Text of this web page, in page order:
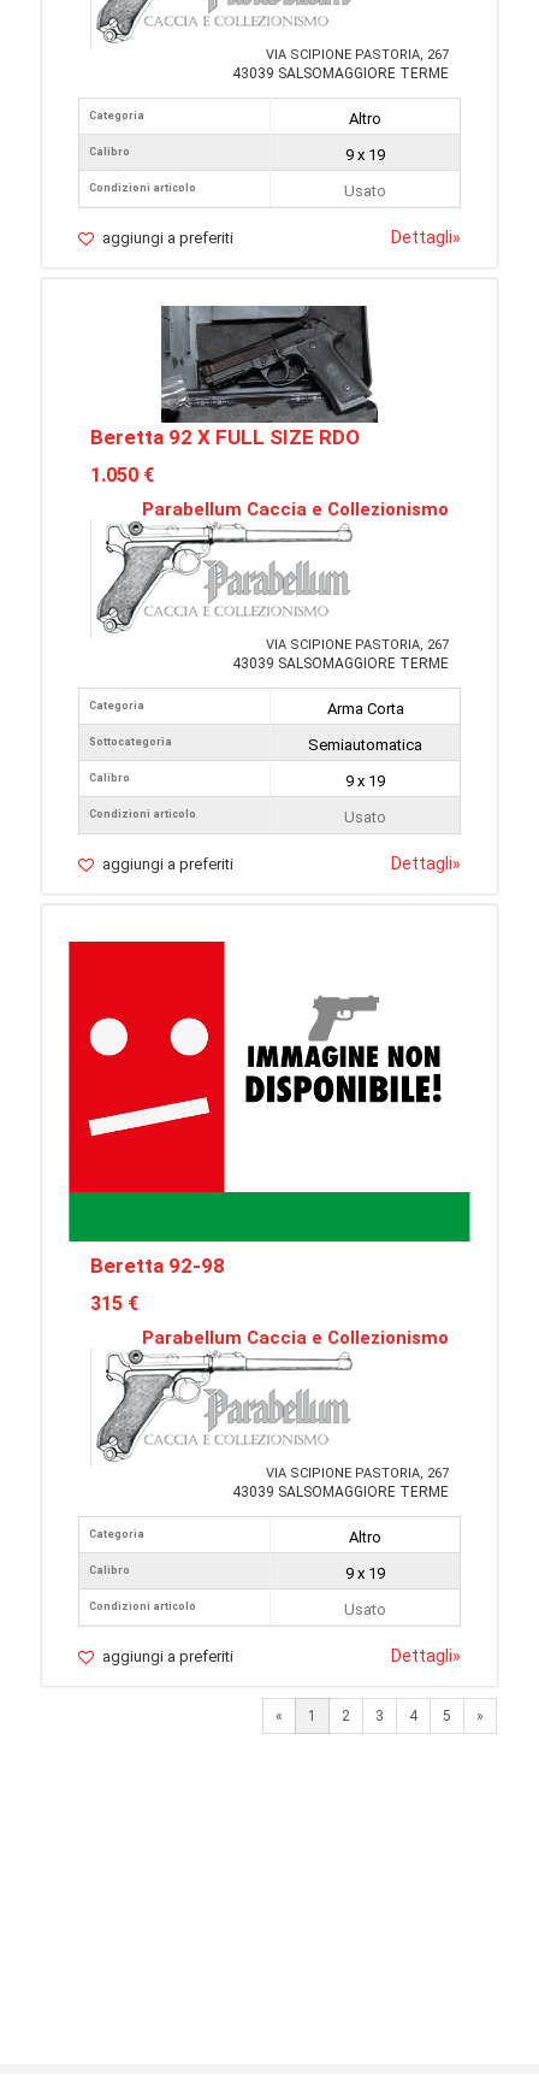
VIA SCIPIONE PASTORIA, 267
43039 SALSOMAGGIORE TERME
Categoria
Calibro
Condizioni articolo
Altro
9 x 19
Usato
aggiungi a preferiti Dettagli»
Beretta 92 X FULL SIZE RDO
1.050 €
Parabellum Caccia e Collezionismo
VIA SCIPIONE PASTORIA, 267
43039 SALSOMAGGIORE TERME
Categoria
Sottocategoria
Calibro
Condizioni articolo
Arma Corta
Semiautomatica
9 x 19
Usato
aggiungi a preferiti Dettagli»
Beretta 92-98
315 €
Parabellum Caccia e Collezionismo
VIA SCIPIONE PASTORIA, 267
43039 SALSOMAGGIORE TERME
Categoria
Calibro
Condizioni articolo
Altro
9 x 19
Usato
aggiungi a preferiti Dettagli»
« 1 2 3 4 5 »